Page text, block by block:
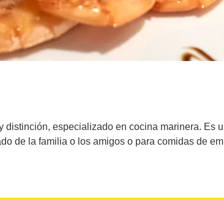
especializado en cocina marinera. Es
de la familia o los amigos o para comidas de